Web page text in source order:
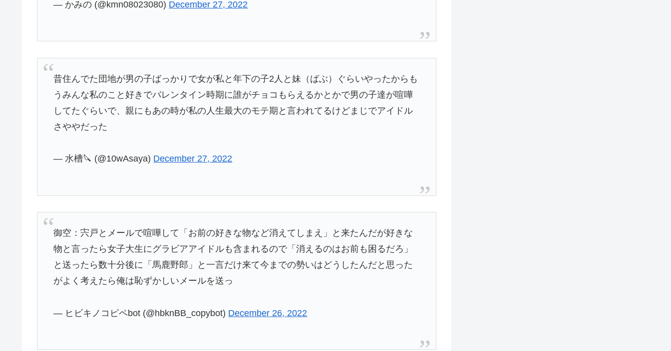
— かみの (@kmn08023080) December 27, 2022
昔住んでた団地が男の子ばっかりで女が私と年下の子2人と妹（ばぶ）ぐらいやったからも
うみんな私のこと好きでバレンタイン時期に誰がチョコもらえるかとかで男の子達が喧嘩
してたぐらいで、親にもあの時が私の人生最大のモテ期と言われてるけどまじでアイドル
さややだった
— 水槽🔪 (@10wAsaya) December 27, 2022
御空：宍戸とメールで喧嘩して「お前の好きな物など消えてしまえ」と来たんだが好きな
物と言ったら女子大生にグラビアアイドルも含まれるので「消えるのはお前も困るだろ」
と送ったら数十分後に「馬鹿野郎」と一言だけ来て今までの勢いはどうしたんだと思った
がよく考えたら俺は恥ずかしいメールを送っ
— ヒビキノコピペbot (@hbknBB_copybot) December 26, 2022